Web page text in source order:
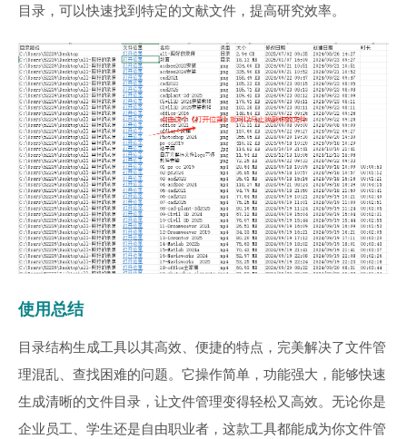
目录，可以快速找到特定的文献文件，提高研究效率。
使用总结
目录结构生成工具以其高效、便捷的特点，完美解决了文件管
理混乱、查找困难的问题。它操作简单，功能强大，能够快速
生成清晰的文件目录，让文件管理变得轻松又高效。无论你是
企业员工、学生还是自由职业者，这款工具都能成为你文件管